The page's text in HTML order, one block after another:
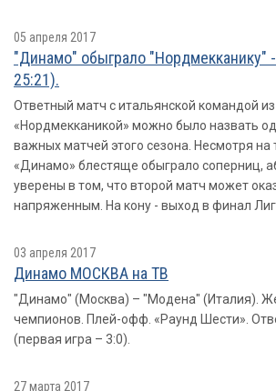
05 апреля 2017
"Динамо" обыграло "Нордмекканику"
25:21).
Ответный матч с итальянской командой
«Нордмекканикой» можно было назвать
важных матчей этого сезона. Несмотря на
«Динамо» блестяще обыграло соперниц,
уверены в том, что второй матч может
напряженным. На кону - выход в финал
03 апреля 2017
Динамо МОСКВА на ТВ
"Динамо" (Москва) – "Модена" (Италия).
чемпионов. Плей-офф. «Раунд Шести».
(первая игра – 3:0).
27 марта 2017